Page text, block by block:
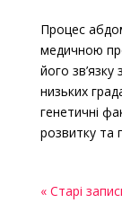
Процес
медичною
його
низьких
генетичні
розвитку та
« Старі